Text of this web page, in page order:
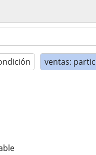
ventas: